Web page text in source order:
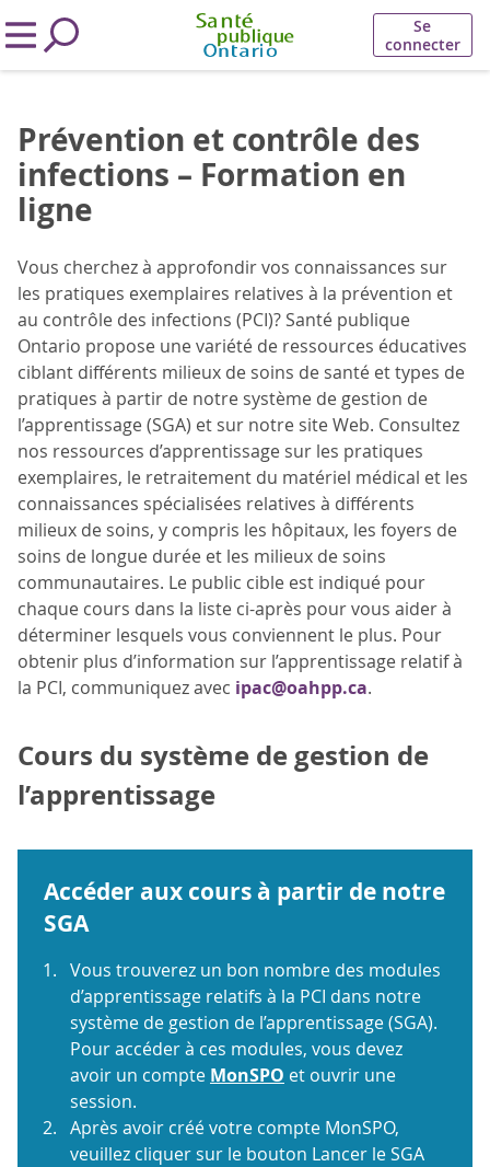
Se
connecter
Prévention et contrôle des
infections – Formation en
ligne
Vous cherchez à approfondir vos connaissances sur
les pratiques exemplaires relatives à la prévention et
au contrôle des infections (PCI)? Santé publique
Ontario propose une variété de ressources éducatives
ciblant différents milieux de soins de santé et types de
pratiques à partir de notre système de gestion de
l’apprentissage (SGA) et sur notre site Web. Consultez
nos ressources d’apprentissage sur les pratiques
exemplaires, le retraitement du matériel médical et les
connaissances spécialisées relatives à différents
milieux de soins, y compris les hôpitaux, les foyers de
soins de longue durée et les milieux de soins
communautaires. Le public cible est indiqué pour
chaque cours dans la liste ci-après pour vous aider à
déterminer lesquels vous conviennent le plus. Pour
obtenir plus d’information sur l’apprentissage relatif à
la PCI, communiquez avec ipac@oahpp.ca.
Cours du système de gestion de
l’apprentissage
Accéder aux cours à partir de notre
SGA
Vous trouverez un bon nombre des modules
d’apprentissage relatifs à la PCI dans notre
système de gestion de l’apprentissage (SGA).
Pour accéder à ces modules, vous devez
avoir un compte MonSPO et ouvrir une
session.
Après avoir créé votre compte MonSPO,
veuillez cliquer sur le bouton Lancer le SGA